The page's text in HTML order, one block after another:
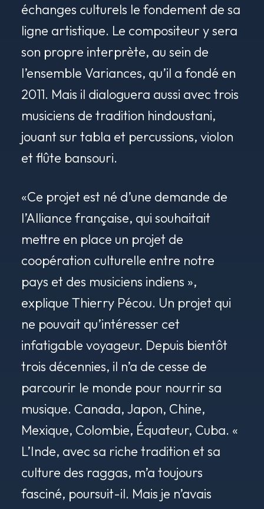
échanges culturels le fondement de sa
ligne artistique. Le compositeur y sera
son propre interprète, au sein de
l’ensemble Variances, qu’il a fondé en
2011. Mais il dialoguera aussi avec trois
musiciens de tradition hindoustani,
jouant sur tabla et percussions, violon
et flûte bansouri.
«Ce projet est né d’une demande de
l’Alliance française, qui souhaitait
mettre en place un projet de
coopération culturelle entre notre
pays et des musiciens indiens »,
explique Thierry Pécou. Un projet qui
ne pouvait qu’intéresser cet
infatigable voyageur. Depuis bientôt
trois décennies, il n’a de cesse de
parcourir le monde pour nourrir sa
musique. Canada, Japon, Chine,
Mexique, Colombie, Équateur, Cuba. «
L’Inde, avec sa riche tradition et sa
culture des raggas, m’a toujours
fasciné, poursuit-il. Mais je n’avais